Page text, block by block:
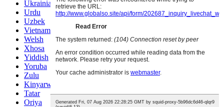
Ukrainian
Urdu
Uzbek
Vietnamese
Welsh
Xhosa
Yiddish
Yoruba
Zulu
Kinyarwanda
Tatar
Oriya